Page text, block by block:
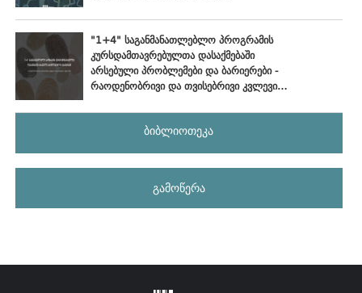
"1+4" საგანმანათლებლო პროგრამის
კურსდამთავრებულთა დასაქმებაში
არსებული პრობლემები და ბარიერები -
რაოდენობრივი და თვისებრივი კვლევის
ბიბლიოთეკა
გამოწერა